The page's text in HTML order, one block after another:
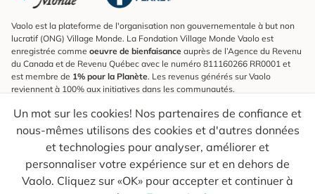
Un mot sur les cookies! Nos partenaires de confiance et
nous-mêmes utilisons des cookies et d'autres données
et technologies pour analyser, améliorer et
personnaliser votre expérience sur et en dehors de
Vaolo. Cliquez sur «OK» pour accepter et continuer à
Vaolo est la plateforme de l'organisation non gouvernementale à but non
lucratif (ONG) Village Monde. La Fondation Village Monde Vaolo est
enregistrée comme oeuvre de bienfaisance auprès de l’Agence du Revenu
du Canada et de Revenu Québec avec le numéro 811160266 RR0001 et
est membre de 1% pour la Planète. Les revenus générés sur Vaolo
reviennent à 100% aux initiatives dans les communautés.
S'inscrire à l'infolettre
Pour connaître les nouveautés, suivre nos explorateurs et recevoir des
astuces pour des voyages plus conscients.
Ton courriel Envoyer